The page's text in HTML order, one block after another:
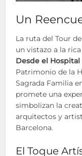
Un
La ruta del Tour
un vistazo a la
Desde el Hospital
Patrimonio de la
Sagrada Familia
promete una
simbolizan la
arquitectos y
Barcelona.
El Toque